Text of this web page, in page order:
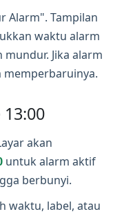
Alarm". Tampilan
waktu alarm
Jika alarm
memperbaruinya.
akan
untuk alarm aktif
berbunyi.
waktu, label, atau